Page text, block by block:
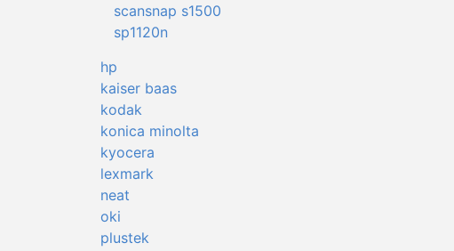
scansnap s1500
sp1120n
hp
kaiser baas
kodak
konica minolta
kyocera
lexmark
neat
oki
plustek